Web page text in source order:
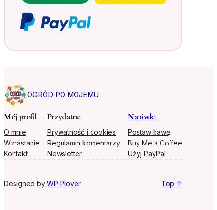
OGRÓD PO MOJEMU
Mój profil
O mnie
Wzrastanie
Kontakt
Przydatne
Prywatność i cookies
Regulamin komentarzy
Newsletter
Napiwki
Postaw kawę
Buy Me a Coffee
Użyj PayPal
Designed by WP Plover Top ↑